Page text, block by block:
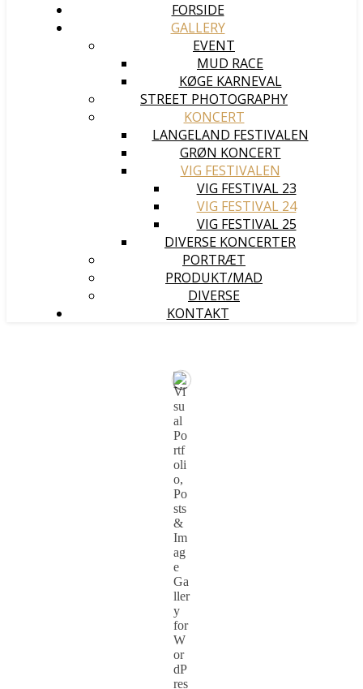
FORSIDE
GALLERY
EVENT
MUD RACE
KØGE KARNEVAL
STREET PHOTOGRAPHY
KONCERT
LANGELAND FESTIVALEN
GRØN KONCERT
VIG FESTIVALEN
VIG FESTIVAL 23
VIG FESTIVAL 24
VIG FESTIVAL 25
DIVERSE KONCERTER
PORTRÆT
PRODUKT/MAD
DIVERSE
KONTAKT